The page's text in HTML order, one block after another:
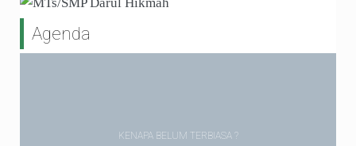
Agenda
KENAPA BELUM TERBIASA ?